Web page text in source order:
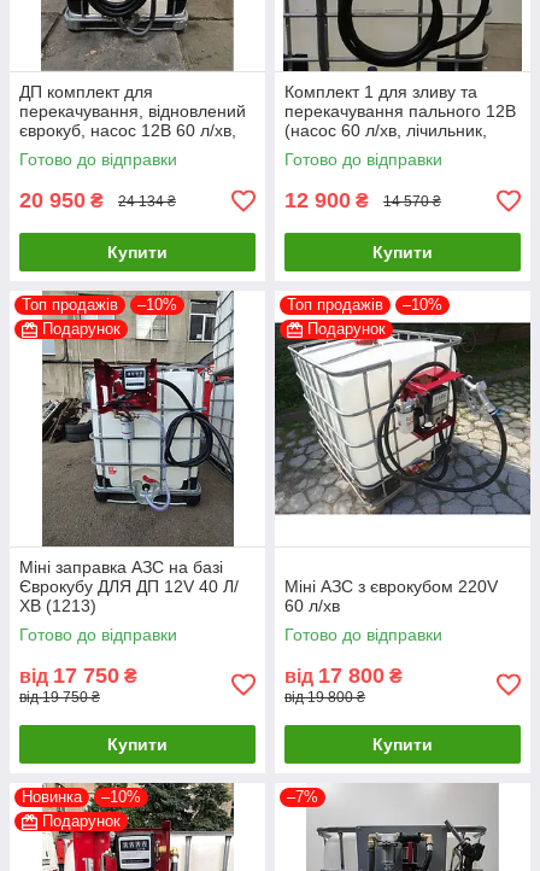
ДП комплект для
перекачування, відновлений
єврокуб, насос 12В 60 л/хв,
пістолет, лічильник, фільтр,
шланг
Готово до відправки
20 950 ₴ 24 134 ₴
Купити
Комплект 1 для зливу та
перекачування пального 12В
(насос 60 л/хв, лічильник,
пістолет, шланги, фільтр)
Готово до відправки
12 900 ₴ 14 570 ₴
Купити
Топ продажів
–10%
Подарунок
Міні заправка АЗС на базі
Єврокубу ДЛЯ ДП 12V 40 Л/
ХВ (1213)
Готово до відправки
від 17 750 ₴
від 19 750 ₴
Купити
Топ продажів
–10%
Подарунок
Міні АЗС з єврокубом 220V
60 л/хв
Готово до відправки
від 17 800 ₴
від 19 800 ₴
Купити
Новинка
–10%
Подарунок
–7%